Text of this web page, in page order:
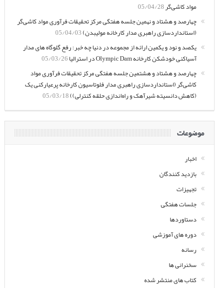
مواد کاشی‌گر05/04/28
چهارصد و هشتاد و نهمین جلسه هفتگی مرکز تحقیقات فرآوری مواد کاشی‌گر
(استانداردسازی راهبری مدار کارخانه مولیبدن)05/04/03
یکصد و نود و یکمین ارائه از مجموعه در دنیا چه خبر: رفع گلوگاه های مدار
آسیاکنی خودشکن کارخانه Olympic Dam در استرالیا
05/03/26
چهارصد و هشتاد و هشتمین جلسه هفتگی مرکز تحقیقات فرآوری مواد
کاشی‌گر (استانداردسازی راهبری مدار فلوتاسیون کارخانه پرعیارکنی یک
(کاهش دانسیته شیرآهک و راه‌اندازی حلقه کنترلی))05/03/18
موضوعات
اخبار
بازدید کنندگان
تجهیزات
جلسات هفتگی
دستاوردها
دوره های آموزشی
رسانه
سخنرانی ها
کتاب های منتشر شده